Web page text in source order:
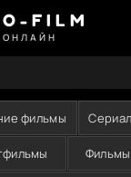
FILM
фильмы